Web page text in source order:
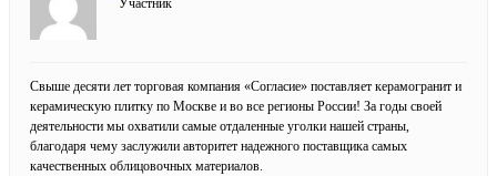
Свыше десяти лет торговая компания «Согласие» поставляет керамогранит и
керамическую плитку по Москве и во все регионы России! За годы своей
деятельности мы охватили самые отдаленные уголки нашей страны,
благодаря чему заслужили авторитет надежного поставщика самых
качественных облицовочных материалов.